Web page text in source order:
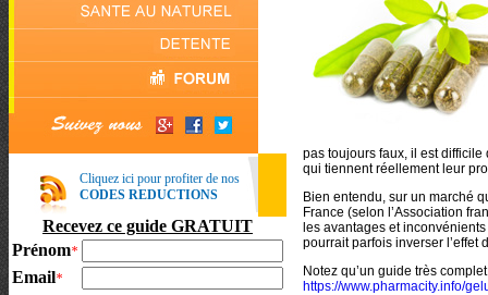
Cliquez ici pour profiter de nos
CODES REDUCTIONS
Recevez ce guide GRATUIT
Prénom*
Email*
pas toujours faux, il est
qui tiennent réellement leur
Bien entendu, sur un marché
France (selon l’Association
les avantages et
pourrait parfois inverser l’effet
Notez qu’un guide très
https://www.pharmacity.info/